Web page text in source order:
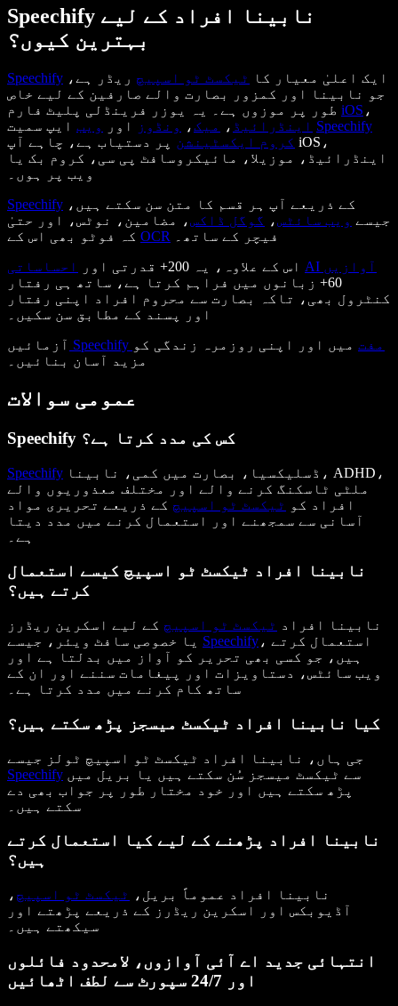
Speechify نابینا افراد کے لیے
بہترین کیوں؟
Speechify ایک اعلیٰ معیار کا ٹیکسٹ ٹو اسپیچ ریڈر ہے،
جو نابینا اور کمزور بصارت والے صارفین کے لیے خاص
iOS ،
اینڈرائیڈ ، میک، ونڈوز اور ویب
Speechify
کروم ایکسٹینشن پر دستیاب ہے، چاہے آپ iOS،
اینڈرائیڈ، موزیلا، مائیکروسافٹ پی سی، کروم بک یا
ویب پر ہوں۔
Speechify
جیسے ویب سائٹس، گوگل ڈاکس، مضامین، نوٹس، اور حتیٰ
OCR
فیچر کے ساتھ۔
اس کے علاوہ، یہ 200+ قدرتی اور
احساساتی
AI آوازیں
60+ زبانوں میں فراہم کرتا ہے، ساتھ ہی رفتار
کنٹرول بھی، تاکہ بصارت سے محروم افراد اپنی رفتار
اور پسند کے مطابق سن سکیں۔
آزمائیں
Speechify مفت میں اور اپنی روزمرہ زندگی کو
مزید آسان بنائیں۔
عمومی سوالات
Speechify کس کی مدد کرتا ہے؟
Speechify
ملٹی ٹاسکنگ کرنے والے اور مختلف معذوریوں والے
افراد کو ٹیکسٹ ٹو اسپیچ کے ذریعے تحریری مواد
آسانی سے سمجھنے اور استعمال کرنے میں مدد دیتا
ہے۔
نابینا افراد ٹیکسٹ ٹو اسپیچ کیسے استعمال
کرتے ہیں؟
نابینا افراد ٹیکسٹ ٹو اسپیچ کے لیے اسکرین ریڈرز
Speechify ، استعمال کرتے
ہیں، جو کسی بھی تحریر کو آواز میں بدلتا ہے اور
ویب سائٹس، دستاویزات اور پیغامات سننے اور ان کے
ساتھ کام کرنے میں مدد کرتا ہے۔
کیا نابینا افراد ٹیکسٹ میسجز پڑھ سکتے ہیں؟
جی ہاں، نابینا افراد ٹیکسٹ ٹو اسپیچ ٹولز جیسے
Speechify
پڑھ سکتے ہیں اور خود مختار طور پر جواب بھی دے
سکتے ہیں۔
نابینا افراد پڑھنے کے لیے کیا استعمال کرتے
ہیں؟
نابینا افراد عموماً بریل، ٹیکسٹ ٹو اسپیچ ،
آڈیوبکس اور اسکرین ریڈرز کے ذریعے پڑھتے اور
سیکھتے ہیں۔
انتہائی جدید اے آئی آوازوں، لامحدود فائلوں
اور 24/7 سپورٹ سے لطف اٹھائیں